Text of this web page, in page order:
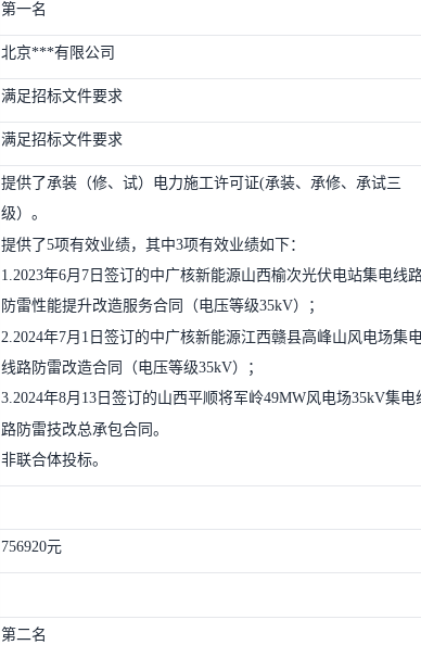
第一名
北京***有限公司
满足招标文件要求
满足招标文件要求
提供了承装（修、试）电力施工许可证(承装、承修、承试三
级）。
提供了5项有效业绩，其中3项有效业绩如下：
1.2023年6月7日签订的中广核新能源山西榆次光伏电站集电线
防雷性能提升改造服务合同（电压等级35kV）；
2.2024年7月1日签订的中广核新能源江西赣县高峰山风电场集
线路防雷改造合同（电压等级35kV）；
3.2024年8月13日签订的山西平顺将军岭49MW风电场35kV集电
路防雷技改总承包合同。
非联合体投标。
756920元
第二名